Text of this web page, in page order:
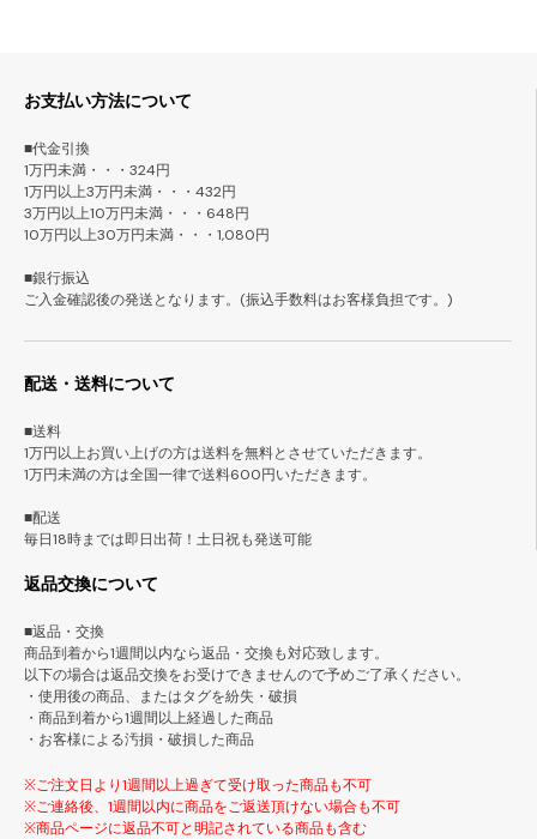
お支払い方法について
■代金引換
1万円未満・・・324円
1万円以上3万円未満・・・432円
3万円以上10万円未満・・・648円
10万円以上30万円未満・・・1,080円
■銀行振込
ご入金確認後の発送となります。(振込手数料はお客様負担です。)
配送・送料について
■送料
1万円以上お買い上げの方は送料を無料とさせていただきます。
1万円未満の方は全国一律で送料600円いただきます。
■配送
毎日18時までは即日出荷！土日祝も発送可能
返品交換について
■返品・交換
商品到着から1週間以内なら返品・交換も対応致します。
以下の場合は返品交換をお受けできませんので予めご了承ください。
・使用後の商品、またはタグを紛失・破損
・商品到着から1週間以上経過した商品
・お客様による汚損・破損した商品
※ご注文日より1週間以上過ぎて受け取った商品も不可
※ご連絡後、1週間以内に商品をご返送頂けない場合も不可
※商品ページに返品不可と明記されている商品も含む